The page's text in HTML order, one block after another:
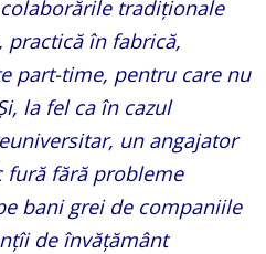
tradiționale
practică în fabrică,
part-time, pentru care nu
la fel ca în cazul
un angajator
fură fără probleme
bani grei de companiile
de învățământ